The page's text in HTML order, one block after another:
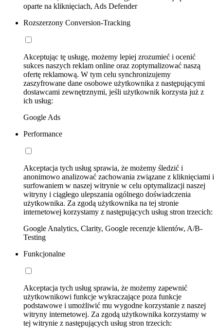
oparte na kliknięciach, Ads Defender
Rozszerzony Conversion-Tracking
Akceptując tę usługę, możemy lepiej zrozumieć i ocenić
sukces naszych reklam online oraz zoptymalizować naszą
ofertę reklamową. W tym celu synchronizujemy
zaszyfrowane dane osobowe użytkownika z następującymi
dostawcami zewnętrznymi, jeśli użytkownik korzysta już z
ich usług:
Google Ads
Performance
Akceptacja tych usług sprawia, że możemy śledzić i
anonimowo analizować zachowania związane z kliknięciami i
surfowaniem w naszej witrynie w celu optymalizacji naszej
witryny i ciągłego ulepszania ogólnego doświadczenia
użytkownika. Za zgodą użytkownika na tej stronie
internetowej korzystamy z następujących usług stron trzecich:
Google Analytics, Clarity, Google recenzje klientów, A/B-
Testing
Funkcjonalne
Akceptacja tych usług sprawia, że możemy zapewnić
użytkownikowi funkcje wykraczające poza funkcje
podstawowe i umożliwić mu wygodne korzystanie z naszej
witryny internetowej. Za zgodą użytkownika korzystamy w
tej witrynie z następujących usług stron trzecich: